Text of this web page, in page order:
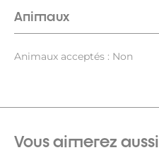
Animaux
Animaux acceptés : Non
Vous aimerez aussi